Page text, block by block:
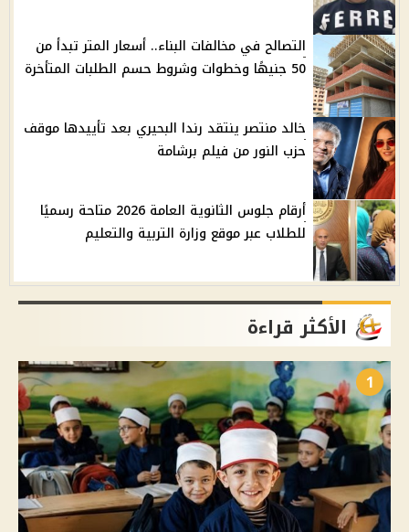
التصالح في مخالفات البناء.. أسعار المتر تبدأ من
50 جنيهًا وخطوات وشروط حسم الطلبات المتأخرة
خالد منتصر ينتقد رندا البحيري بعد تأييدها موقف
حزب النور من فيلم برشامة
أرقام جلوس الثانوية العامة 2026 متاحة رسميًا
للطلاب عبر موقع وزارة التربية والتعليم
الأكثر قراءة
1